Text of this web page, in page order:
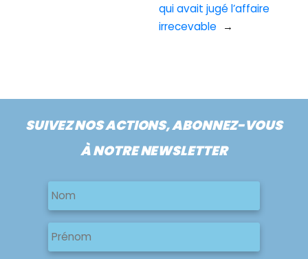
qui avait jugé l’affaire
irrecevable
→
SUIVEZ NOS ACTIONS, ABONNEZ-VOUS
À NOTRE NEWSLETTER
Nom
Nom
Nom